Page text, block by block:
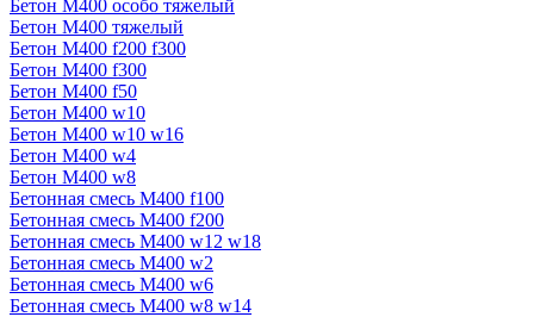
Бетон М400 особо тяжелый
Бетон М400 тяжелый
Бетон М400 f200 f300
Бетон М400 f300
Бетон М400 f50
Бетон М400 w10
Бетон М400 w10 w16
Бетон М400 w4
Бетон М400 w8
Бетонная смесь М400 f100
Бетонная смесь М400 f200
Бетонная смесь М400 w12 w18
Бетонная смесь М400 w2
Бетонная смесь М400 w6
Бетонная смесь М400 w8 w14